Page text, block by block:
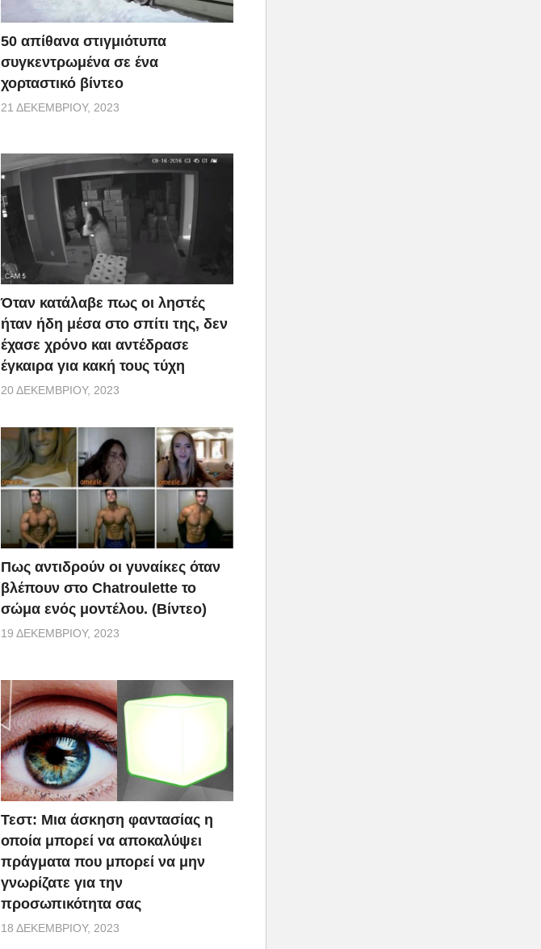
50 απίθανα στιγμιότυπα
συγκεντρωμένα σε ένα
χορταστικό βίντεο
21 ΔΕΚΕΜΒΡΊΟΥ, 2023
Όταν κατάλαβε πως οι ληστές
ήταν ήδη μέσα στο σπίτι της, δεν
έχασε χρόνο και αντέδρασε
έγκαιρα για κακή τους τύχη
20 ΔΕΚΕΜΒΡΊΟΥ, 2023
Πως αντιδρούν οι γυναίκες όταν
βλέπουν στο Chatroulette το
σώμα ενός μοντέλου. (Βίντεο)
19 ΔΕΚΕΜΒΡΊΟΥ, 2023
Τεστ: Μια άσκηση φαντασίας η
οποία μπορεί να αποκαλύψει
πράγματα που μπορεί να μην
γνωρίζατε για την
προσωπικότητα σας
18 ΔΕΚΕΜΒΡΊΟΥ, 2023